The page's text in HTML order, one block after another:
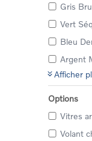
Gris
Vert
Bleu
Argent
Afficher
Options
Vitres
Volant